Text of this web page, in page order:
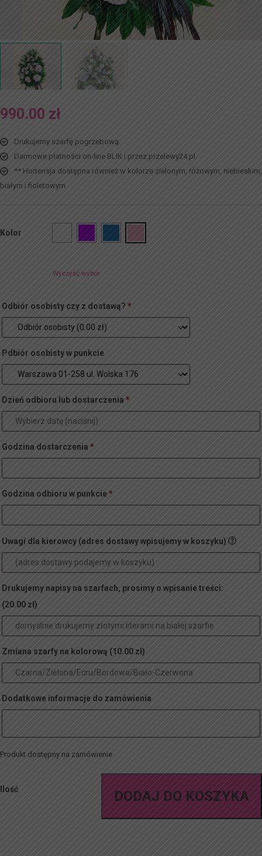
990.00 zł
Drukujemy szarfę pogrzebową.
Darmowe płatności on-line BLIK i przez przelewy24.pl
** Hortensja dostępna również w kolorze zielonym, różowym, niebieskim,
białym i fioletowym
Kolor
Wyczyść wybór
Odbiór osobisty czy z dostawą? *
Pdbiór osobisty w punkcie
Dzień odbioru lub dostarczenia *
Godzina dostarczenia *
Godzina odbioru w punkcie*
Uwagi dla kierowcy (adres dostawy wpisujemy w koszyku)
Drukujemy napisy na szarfach, prosimy o wpisanie treści:
(20.00 zł)
Zmiana szarfy na kolorową (10.00 zł)
Dodatkowe informacje do zamówienia
Produkt dostępny na zamówienie
Ilość DODAJ DO KOSZYKA